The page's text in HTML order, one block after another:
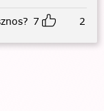
7 2